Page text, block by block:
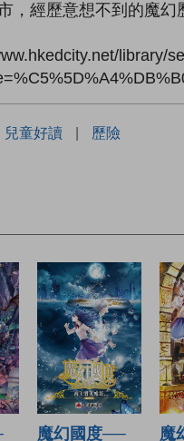
，經歷意想不到的魔
library/
兒童好讀 | 歷險
魔幻國度──
魔